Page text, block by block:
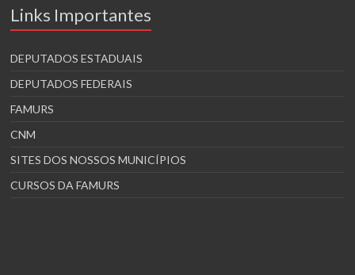
Links Importantes
DEPUTADOS ESTADUAIS
DEPUTADOS FEDERAIS
FAMURS
CNM
SITES DOS NOSSOS MUNICÍPIOS
CURSOS DA FAMURS